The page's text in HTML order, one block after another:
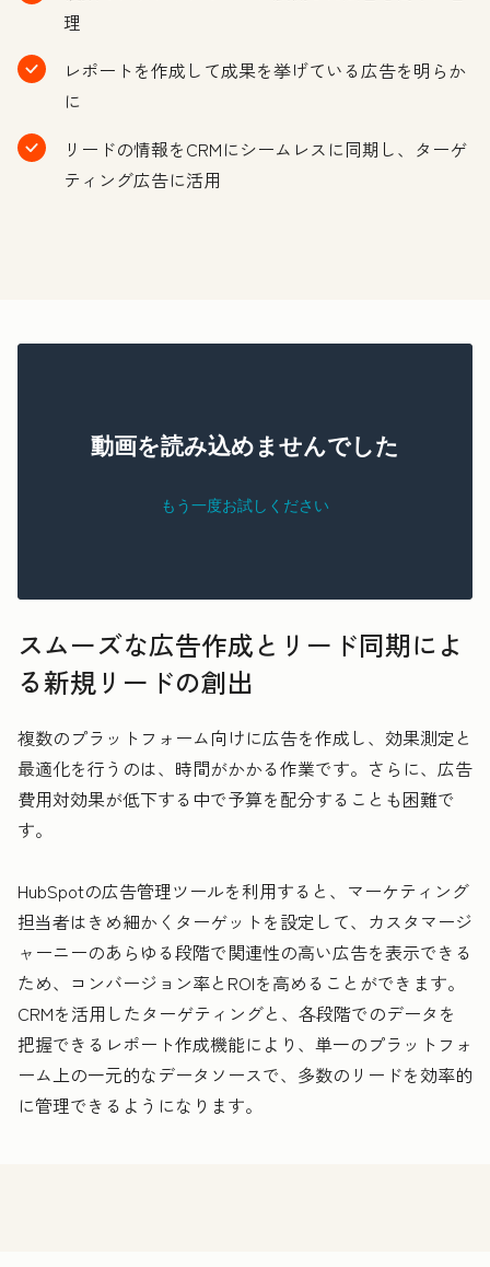
理
レポートを作成して成果を挙げている広告を明らか
に
リードの情報をCRMにシームレスに同期し、ターゲ
ティング広告に活用
スムーズな広告作成とリード同期によ
る新規リードの創出
複数のプラットフォーム向けに広告を作成し、効果測定と
最適化を行うのは、時間がかかる作業です。さらに、広告
費用対効果が低下する中で予算を配分することも困難で
す。
HubSpotの広告管理ツールを利用すると、マーケティング
担当者はきめ細かくターゲットを設定して、カスタマージ
ャーニーのあらゆる段階で関連性の高い広告を表示できる
ため、コンバージョン率とROIを高めることができます。
CRMを活用したターゲティングと、各段階でのデータを
把握できるレポート作成機能により、単一のプラットフォ
ーム上の一元的なデータソースで、多数のリードを効率的
に管理できるようになります。